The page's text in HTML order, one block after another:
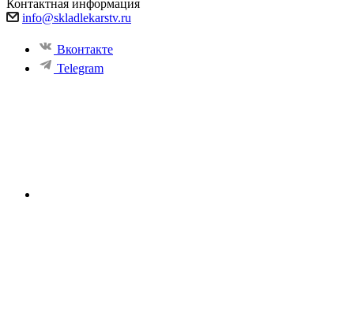
Контактная информация
info@skladlekarstv.ru
Вконтакте
Telegram